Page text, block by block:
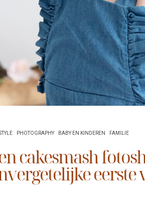
PHOTOGRAPHY BABY EN KINDEREN FAMILIE
cakesmash
eerste